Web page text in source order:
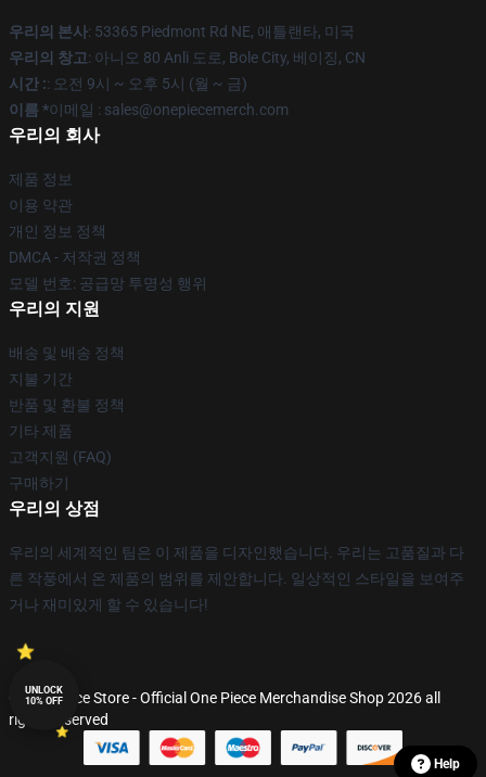
우리의 본사: 53365 Piedmont Rd NE, 애틀랜타, 미국
우리의 창고: 아니오 80 Anli 도로, Bole City, 베이징, CN
시간 :: 오전 9시 ~ 오후 5시 (월 ~ 금)
이름 *이메일 : sales@onepiecemerch.com
우리의 회사
제품 정보
이용 약관
개인 정보 정책
DMCA - 저작권 정책
모델 번호: 공급망 투명성 행위
우리의 지원
배송 및 배송 정책
지불 기간
반품 및 환불 정책
기타 제품
고객지원 (FAQ)
구매하기
우리의 상점
우리의 세계적인 팀은 이 제품을 디자인했습니다. 우리는 고품질과 다
른 작풍에서 온 제품의 범위를 제안합니다. 일상적인 스타일을 보여주
거나 재미있게 할 수 있습니다!
© One Piece Store - Official One Piece Merchandise Shop 2026 all
rights reserved
UNLOCK
10% OFF
Help